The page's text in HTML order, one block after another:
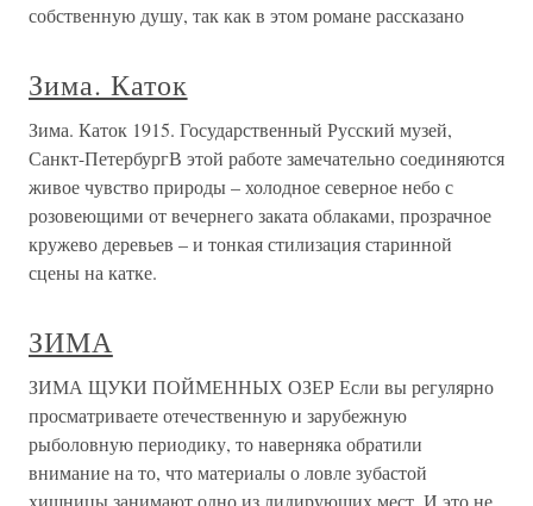
собственную душу, так как в этом романе рассказано
Зима. Каток
Зима. Каток 1915. Государственный Русский музей,
Санкт-ПетербургВ этой работе замечательно соединяются
живое чувство природы – холодное северное небо с
розовеющими от вечернего заката облаками, прозрачное
кружево деревьев – и тонкая стилизация старинной
сцены на катке.
ЗИМА
ЗИМА ЩУКИ ПОЙМЕННЫХ ОЗЕР Если вы регулярно
просматриваете отечественную и зарубежную
рыболовную периодику, то наверняка обратили
внимание на то, что материалы о ловле зубастой
хищницы занимают одно из лидирующих мест. И это не